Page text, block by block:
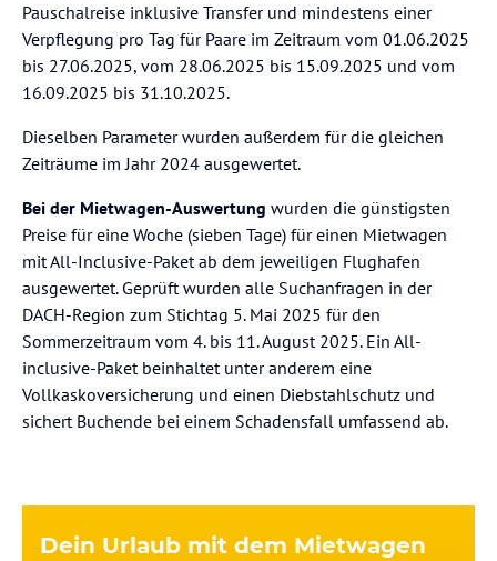
Pauschalreise inklusive Transfer und mindestens einer
Verpflegung pro Tag für Paare im Zeitraum vom 01.06.2025
bis 27.06.2025, vom 28.06.2025 bis 15.09.2025 und vom
16.09.2025 bis 31.10.2025.
Dieselben Parameter wurden außerdem für die gleichen
Zeiträume im Jahr 2024 ausgewertet.
Bei der Mietwagen-Auswertung wurden die günstigsten
Preise für eine Woche (sieben Tage) für einen Mietwagen
mit All-Inclusive-Paket ab dem jeweiligen Flughafen
ausgewertet. Geprüft wurden alle Suchanfragen in der
DACH-Region zum Stichtag 5. Mai 2025 für den
Sommerzeitraum vom 4. bis 11. August 2025. Ein All-
inclusive-Paket beinhaltet unter anderem eine
Vollkaskoversicherung und einen Diebstahlschutz und
sichert Buchende bei einem Schadensfall umfassend ab.
Dein Urlaub mit dem Mietwagen